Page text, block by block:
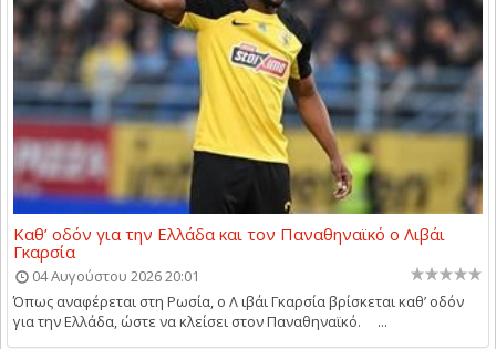
Καθ’ οδόν για την Ελλάδα και τον Παναθηναϊκό ο Λιβάι
Γκαρσία
04 Αυγούστου 2026 20:01
Όπως αναφέρεται στη Ρωσία, ο Λ ιβάι Γκαρσία βρίσκεται καθ’ οδόν
για την Ελλάδα, ώστε να κλείσει στον Παναθηναϊκό. ...